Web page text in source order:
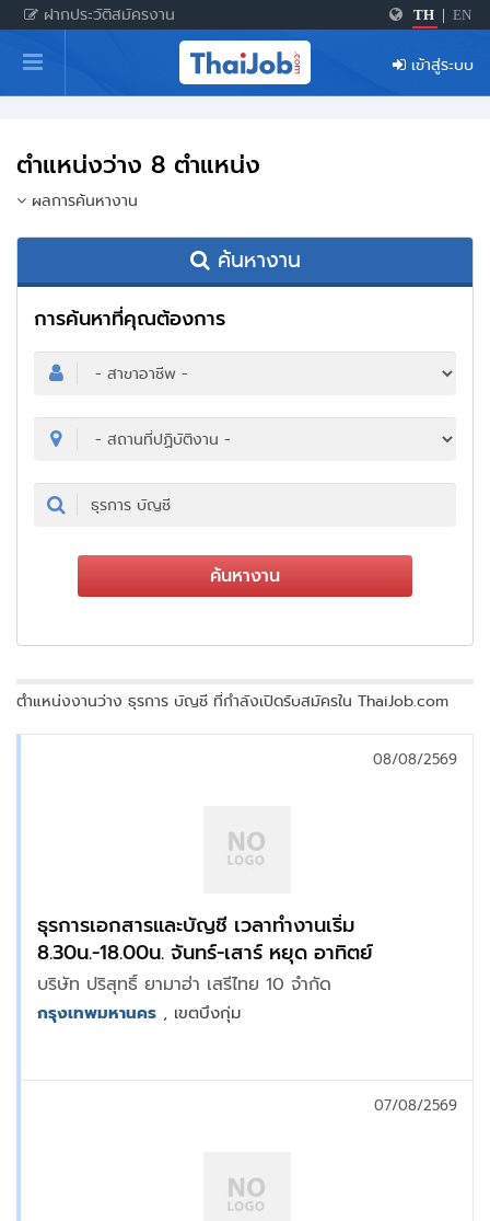
ฝากประวัติสมัครงาน TH EN
หน้าหลัก
ผู้สมัครงาน: เข้าสู่ระบบ
เกร็ดความรู้
สำหรับผู้ประกอบการ
เข้าสู่ระบบ
ตำแหน่งว่าง 8 ตำแหน่ง
ผลการค้นหางาน
ค้นหางาน
การค้นหาที่คุณต้องการ
ค้นหางาน
ตำแหน่งงานว่าง ธุรการ บัญชี ที่กำลังเปิดรับสมัครใน ThaiJob.com
ธุรการเอกสารและบัญชี เวลาทำงานเริ่ม
8.30น.-18.00น. จันทร์-เสาร์ หยุด อาทิตย์
บริษัท ปริสุทธิ์ ยามาฮ่า เสรีไทย 10 จำกัด
08/08/2569
กรุงเทพมหานคร , เขตบึงกุ่ม
07/08/2569